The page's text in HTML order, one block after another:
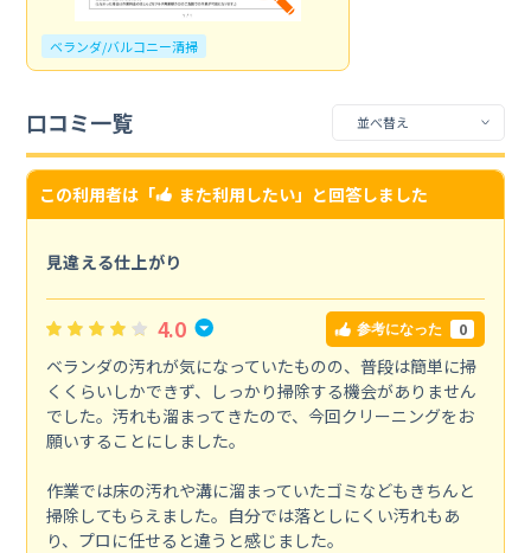
ベランダ/バルコニー清掃
口コミ一覧
この利用者は「 また利用したい」と回答しました
見違える仕上がり
4.0 参考になった 0
ベランダの汚れが気になっていたものの、普段は簡単に掃
くくらいしかできず、しっかり掃除する機会がありません
でした。汚れも溜まってきたので、今回クリーニングをお
願いすることにしました。
作業では床の汚れや溝に溜まっていたゴミなどもきちんと
掃除してもらえました。自分では落としにくい汚れもあ
り、プロに任せると違うと感じました。